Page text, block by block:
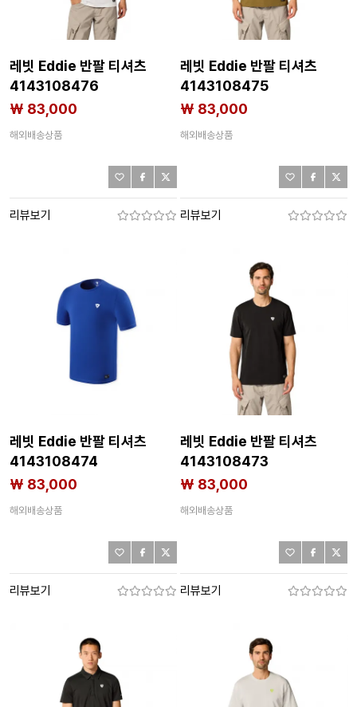
레빗 Eddie 반팔 티셔츠
4143108476
₩ 83,000
해외배송상품
리뷰보기
레빗 Eddie 반팔 티셔츠
4143108475
₩ 83,000
해외배송상품
리뷰보기
레빗 Eddie 반팔 티셔츠
4143108474
₩ 83,000
해외배송상품
리뷰보기
레빗 Eddie 반팔 티셔츠
4143108473
₩ 83,000
해외배송상품
리뷰보기